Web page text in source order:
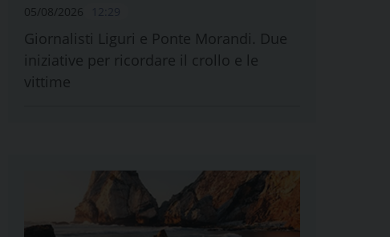
05/08/2026
Giornalisti Liguri e Ponte Morandi. Due
iniziative per ricordare il crollo e le
vittime